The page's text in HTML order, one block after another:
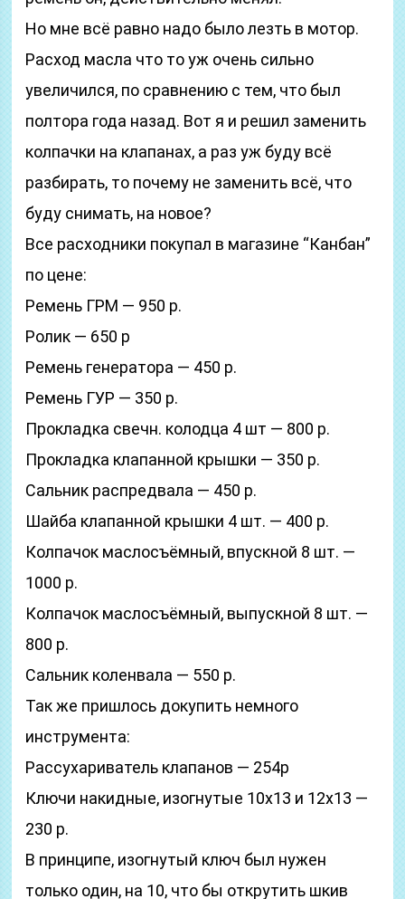
Но мне всё равно надо было лезть в мотор.
Расход масла что то уж очень сильно
увеличился, по сравнению с тем, что был
полтора года назад. Вот я и решил заменить
колпачки на клапанах, а раз уж буду всё
разбирать, то почему не заменить всё, что
буду снимать, на новое?
Все расходники покупал в магазине “Канбан”
по цене:
Ремень ГРМ — 950 р.
Ролик — 650 р
Ремень генератора — 450 р.
Ремень ГУР — 350 р.
Прокладка свечн. колодца 4 шт — 800 р.
Прокладка клапанной крышки — 350 р.
Сальник распредвала — 450 р.
Шайба клапанной крышки 4 шт. — 400 р.
Колпачок маслосъёмный, впускной 8 шт. —
1000 р.
Колпачок маслосъёмный, выпускной 8 шт. —
800 р.
Сальник коленвала — 550 р.
Так же пришлось докупить немного
инструмента:
Рассухариватель клапанов — 254р
Ключи накидные, изогнутые 10х13 и 12х13 —
230 р.
В принципе, изогнутый ключ был нужен
только один, на 10, что бы открутить шкив